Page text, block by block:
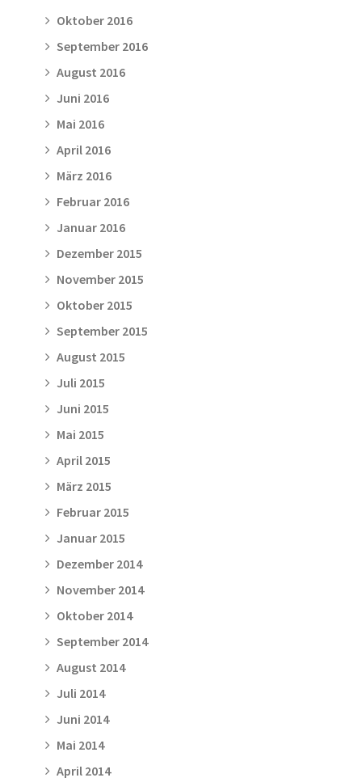
Oktober 2016
September 2016
August 2016
Juni 2016
Mai 2016
April 2016
März 2016
Februar 2016
Januar 2016
Dezember 2015
November 2015
Oktober 2015
September 2015
August 2015
Juli 2015
Juni 2015
Mai 2015
April 2015
März 2015
Februar 2015
Januar 2015
Dezember 2014
November 2014
Oktober 2014
September 2014
August 2014
Juli 2014
Juni 2014
Mai 2014
April 2014